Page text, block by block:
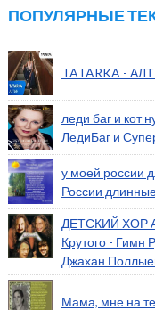
ПОПУЛЯРНЫЕ
TATARKA -
леди баг и кот
ЛедиБаг и
у моей россии
России
ДЕТСКИЙ ХОР
Крутого - Гимн
Джахан
Мама, мне на